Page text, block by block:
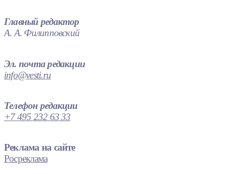
Главный редактор
А. А. Филипповский
Эл. почта редакции
info@vesti.ru
Телефон редакции
+7 495 232 63 33
Реклама на сайте
Росреклама